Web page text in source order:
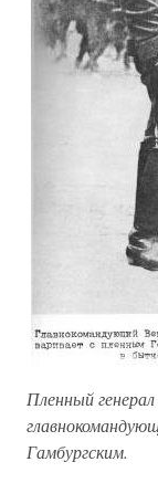
Пленный
Гамбургским.